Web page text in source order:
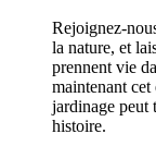
Rejoignez-
la nature, et
prennent vie
maintenant
jardinage peut
histoire.